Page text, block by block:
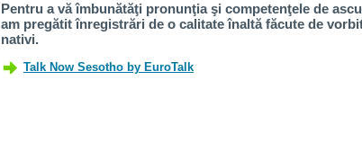
Pentru a vă îmbunătăţi pronunţia şi competenţele de
am pregătit înregistrări de o calitate înaltă făcute de
nativi.